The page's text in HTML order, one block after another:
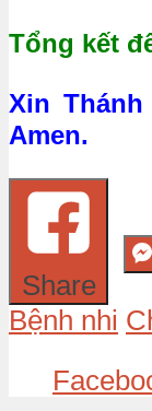
Tổng kết
Xin
Amen.
Share
Bệnh nhi